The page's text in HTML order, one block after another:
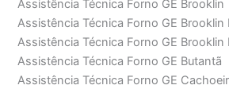
Assistência Técnica Forno GE Brooklin
Assistência Técnica Forno GE Brooklin
Assistência Técnica Forno GE Brooklin
Assistência Técnica Forno GE Butantã
Assistência Técnica Forno GE